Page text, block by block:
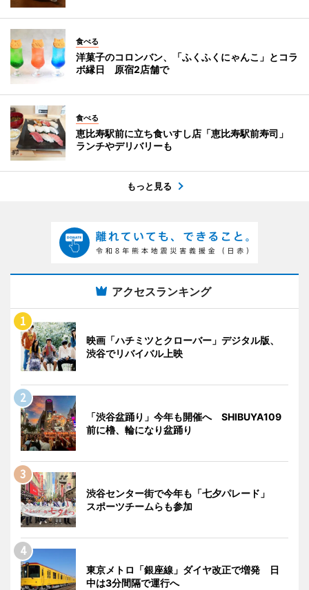
食べる
洋菓子のコロンバン、「ふくふくにゃんこ」とコラ
ボ縁日 原宿2店舗で
食べる
恵比寿駅前に立ち食いすし店「恵比寿駅前寿司」
ランチやデリバリーも
もっと見る
アクセスランキング
映画「ハチミツとクローバー」デジタル版、
渋谷でリバイバル上映
「渋谷盆踊り」今年も開催へ SHIBUYA109
前に櫓、輪になり盆踊り
渋谷センター街で今年も「七夕パレード」
スポーツチームらも参加
東京メトロ「銀座線」ダイヤ改正で増発 日
中は3分間隔で運行へ